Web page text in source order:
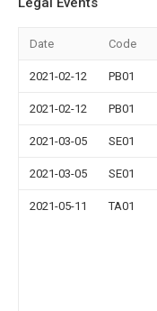
Date Code
2021-02-12 PB01
2021-02-12 PB01
2021-03-05 SE01
2021-03-05 SE01
2021-05-11 TA01